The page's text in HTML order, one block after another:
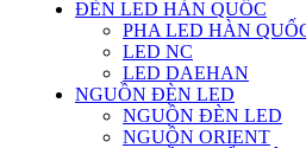
ĐÈN LED HÀN QUỐC
PHA LED HÀN
LED NC
LED DAEHAN
NGUỒN ĐÈN LED
NGUỒN ĐÈN LED
NGUỒN ORIENT